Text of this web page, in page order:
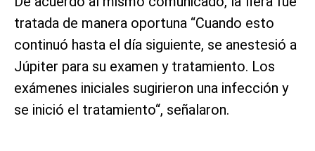
tratada de manera oportuna “Cuando esto
continuó hasta el día siguiente, se anestesió a
Júpiter para su examen y tratamiento. Los
exámenes iniciales sugirieron una infección y
se inició el tratamiento“, señalaron.